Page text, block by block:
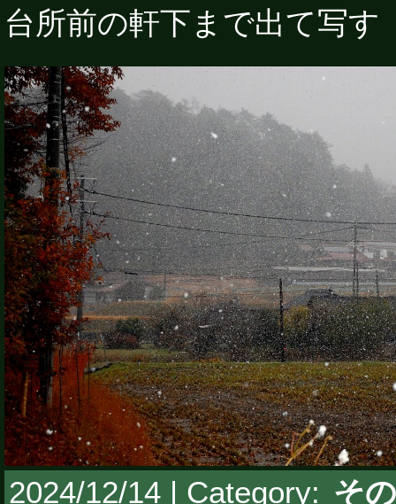
台所前の軒下まで出て写す
2024/12/14 | Category: そ